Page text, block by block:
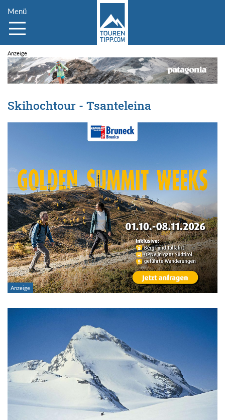
Menü
Skihochtour - Tsanteleina